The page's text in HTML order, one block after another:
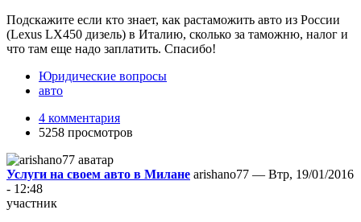
Подскажите если кто знает, как растаможить авто из России
(Lexus LX450 дизель) в Италию, сколько за таможню, налог и
что там еще надо заплатить. Спасибо!
Юридические вопросы
авто
4 комментария
5258 просмотров
Услуги на своем авто в Милане arishano77 — Втр, 19/01/2016
- 12:48
участник